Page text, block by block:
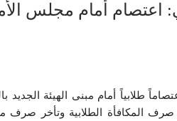
اعتصام أمام مجلس
طلابياً أمام مبنى الهيئة الجديد
المكافأة الطلابية وتأخر صرف